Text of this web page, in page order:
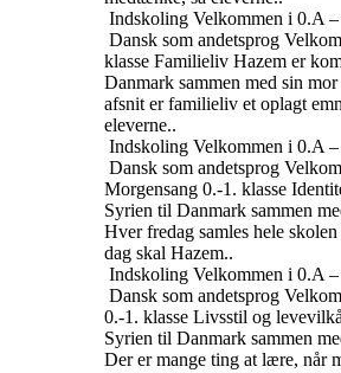
Indskoling Velkommen i 0.A –
Dansk som andetsprog
klasse Familieliv Hazem er
Danmark sammen med sin
afsnit er familieliv et oplagt
eleverne..
Indskoling Velkommen i 0.A
Dansk som andetsprog
Morgensang 0.-1. klasse
Syrien til Danmark sammen
Hver fredag samles hele
dag skal Hazem..
Indskoling Velkommen i 0.A
Dansk som andetsprog
0.-1. klasse Livsstil og
Syrien til Danmark sammen
Der er mange ting at lære, når